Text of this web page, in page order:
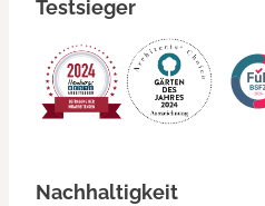
Testsieger
Nachhaltigkeit